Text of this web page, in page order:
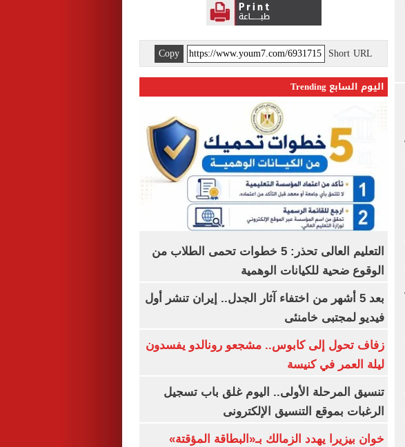
Short URL
Copy
اليوم السابع Trending
التعليم العالى تحذر: 5 خطوات تحمى الطلاب من
الوقوع ضحية للكيانات الوهمية
بعد 5 أشهر من اختفاء آثار الجدل.. إيران تنشر أول
فيديو لمجتبى خامنئى
زفاف تحول إلى كابوس.. مشجعو رونالدو يفسدون
ليلة العمر في كنيسة
تنسيق المرحلة الأولى.. اليوم غلق باب تسجيل
الرغبات بموقع التنسيق الإلكترونى
خوان بيزيرا يهدد الزمالك بـ«البطاقة المؤقتة»